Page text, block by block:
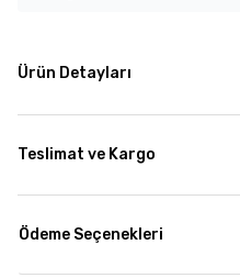
Ürün Detayları
Teslimat ve Kargo
Ödeme Seçenekleri